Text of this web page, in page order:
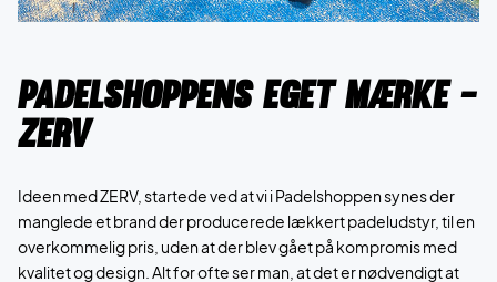
Padelshoppens eget mærke -
ZERV
Ideen med ZERV, startede ved at vi i Padelshoppen synes der
manglede et brand der producerede lækkert padeludstyr, til en
overkommelig pris, uden at der blev gået på kompromis med
kvalitet og design. Alt for ofte ser man, at det er nødvendigt at